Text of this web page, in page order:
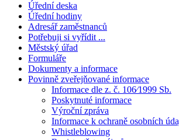
Úřední deska
Úřední hodiny
Adresář zaměstnanců
Potřebuji si vyřídit ...
Městský úřad
Formuláře
Dokumenty a informace
Povinně zveřejňované informace
Informace dle z. č. 106⁄1999 Sb.
Poskytnuté informace
Výroční zpráva
Informace k ochraně osobních
Whistleblowing